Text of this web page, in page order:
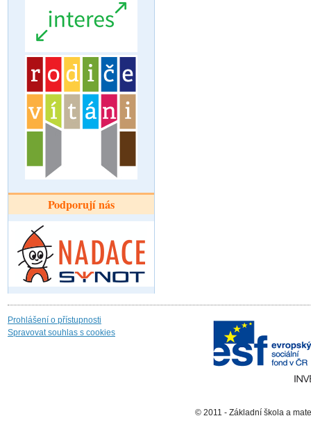
Podporují nás
Prohlášení o přístupnosti
Spravovat souhlas s cookies
© 2011 - Základní škola a